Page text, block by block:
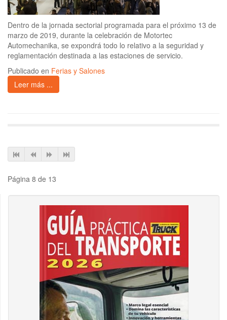
Dentro de la jornada sectorial programada para el próximo 13 de
marzo de 2019, durante la celebración de Motortec
Automechanika, se expondrá todo lo relativo a la seguridad y
reglamentación destinada a las estaciones de servicio.
Publicado en Ferias y Salones
Leer más ...
Página 8 de 13